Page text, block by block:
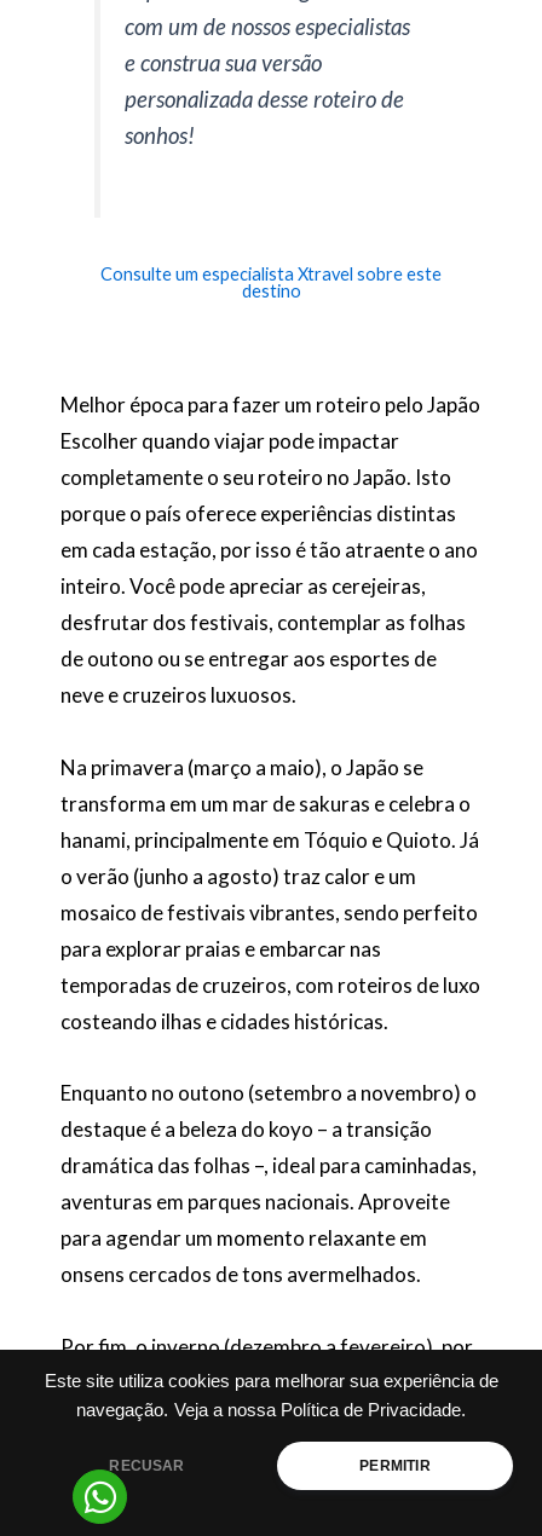
Este site utiliza cookies para melhorar sua experiência de
navegação. Veja a nossa Política de Privacidade.
RECUSAR PERMITIR
com um de nossos especialistas
e construa sua versão
personalizada desse roteiro de
sonhos!
Consulte um especialista Xtravel sobre este
destino
Melhor época para fazer um roteiro pelo Japão
Escolher quando viajar pode impactar
completamente o seu roteiro no Japão. Isto
porque o país oferece experiências distintas
em cada estação, por isso é tão atraente o ano
inteiro. Você pode apreciar as cerejeiras,
desfrutar dos festivais, contemplar as folhas
de outono ou se entregar aos esportes de
neve e cruzeiros luxuosos.
Na primavera (março a maio), o Japão se
transforma em um mar de sakuras e celebra o
hanami, principalmente em Tóquio e Quioto. Já
o verão (junho a agosto) traz calor e um
mosaico de festivais vibrantes, sendo perfeito
para explorar praias e embarcar nas
temporadas de cruzeiros, com roteiros de luxo
costeando ilhas e cidades históricas.
Enquanto no outono (setembro a novembro) o
destaque é a beleza do koyo – a transição
dramática das folhas –, ideal para caminhadas,
aventuras em parques nacionais. Aproveite
para agendar um momento relaxante em
onsens cercados de tons avermelhados.
Por fim, o inverno (dezembro a fevereiro), por
sua vez, é dedicado aos amantes de
experiências exclusivas na neve. Resorts em
Hokkaido e Nagano oferecem pistas
reconhecidas mundialmente, spas sofisticados
e passeios únicos, como festivais de gelo e a